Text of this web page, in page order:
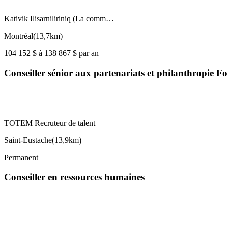
Kativik Ilisarniliriniq (La comm…
Montréal(13,7km)
104 152 $ à 138 867 $ par an
Conseiller sénior aux partenariats et philanthropie
TOTEM Recruteur de talent
Saint-Eustache(13,9km)
Permanent
Conseiller en ressources humaines